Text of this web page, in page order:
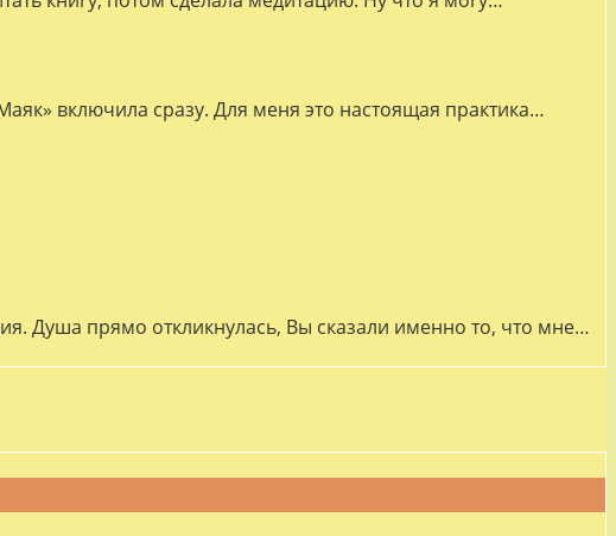
включила сразу. Для меня это настоящая практика…
Душа прямо откликнулась, Вы сказали именно то, что мне…